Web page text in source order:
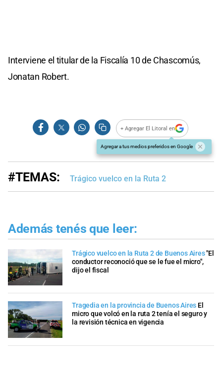
Interviene el titular de la Fiscalía 10 de Chascomús,
Jonatan Robert.
+ Agregar El Litoral en
Agregar a tus medios preferidos en Google
#TEMAS: Trágico vuelco en la Ruta 2
Además tenés que leer:
Trágico vuelco en la Ruta 2 de Buenos Aires"El
conductor reconoció que se le fue el micro",
dijo el fiscal
Tragedia en la provincia de Buenos Aires El
micro que volcó en la ruta 2 tenía el seguro y
la revisión técnica en vigencia